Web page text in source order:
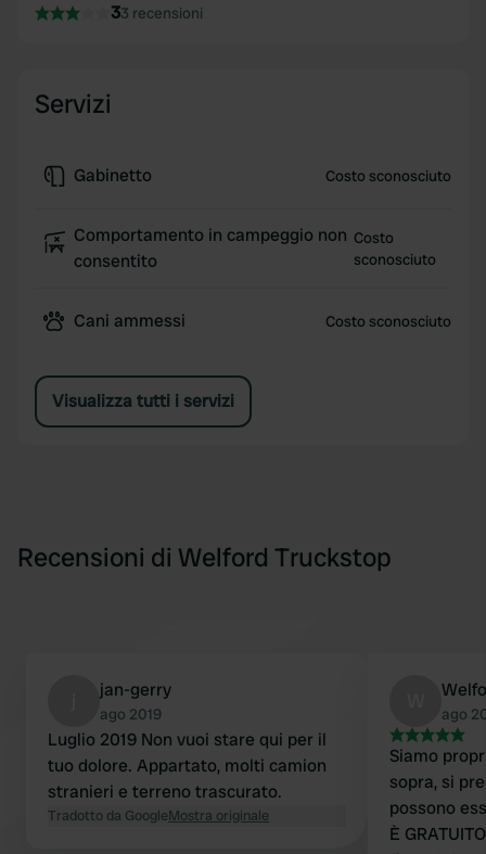
33 recensioni
Servizi
Gabinetto Costo sconosciuto
Comportamento in campeggio non
consentito
Costo
sconosciuto
Cani ammessi Costo sconosciuto
Visualizza tutti i servizi
Recensioni di Welford Truckstop
jan-gerry
ago 2019
Luglio 2019 Non vuoi stare qui per il
tuo dolore. Appartato, molti camion
stranieri e terreno trascurato.
Tradotto da GoogleMostra originale
ago
Siamo
sopra, si
possono
È